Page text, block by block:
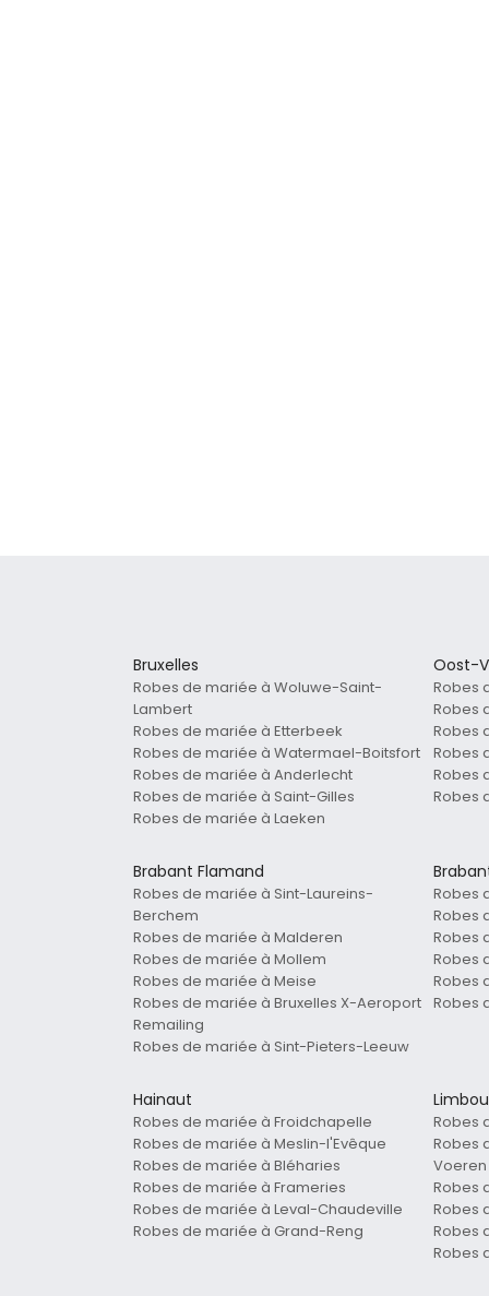
Bruxelles
Robes de mariée à Woluwe-Saint-
Lambert
Robes de mariée à Etterbeek
Robes de mariée à Watermael-Boitsfort
Robes de mariée à Anderlecht
Robes de mariée à Saint-Gilles
Robes de mariée à Laeken
Oost-
Robes
Robes
Robes
Robes
Robes
Robes
Brabant Flamand
Robes de mariée à Sint-Laureins-
Berchem
Robes de mariée à Malderen
Robes de mariée à Mollem
Robes de mariée à Meise
Robes de mariée à Bruxelles X-Aeroport
Remailing
Robes de mariée à Sint-Pieters-Leeuw
Robes
Robes
Robes
Robes
Robes
Robes
Hainaut
Robes de mariée à Froidchapelle
Robes de mariée à Meslin-l'Evêque
Robes de mariée à Bléharies
Robes de mariée à Frameries
Robes de mariée à Leval-Chaudeville
Robes de mariée à Grand-Reng
Robes
Robes
Voeren
Robes
Robes
Robes
Robes